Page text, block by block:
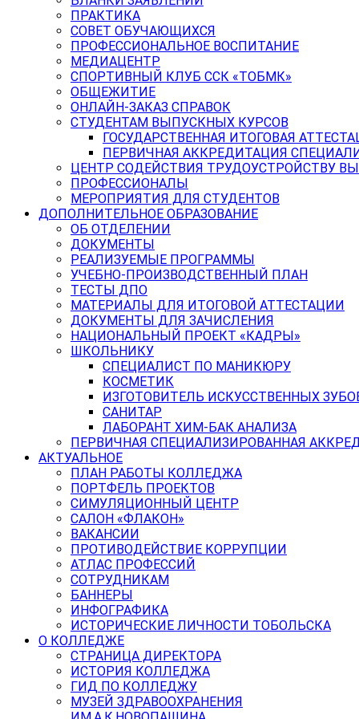
ПРАКТИКА
СОВЕТ ОБУЧАЮЩИХСЯ
ПРОФЕССИОНАЛЬНОЕ ВОСПИТАНИЕ
МЕДИАЦЕНТР
СПОРТИВНЫЙ КЛУБ ССК «ТОБМК»
ОБЩЕЖИТИЕ
ОНЛАЙН-ЗАКАЗ СПРАВОК
СТУДЕНТАМ ВЫПУСКНЫХ КУРСОВ
ГОСУДАРСТВЕННАЯ ИТОГОВАЯ
ПЕРВИЧНАЯ АККРЕДИТАЦИЯ
ЦЕНТР СОДЕЙСТВИЯ ТРУДОУСТРОЙСТВУ
ПРОФЕССИОНАЛЫ
МЕРОПРИЯТИЯ ДЛЯ СТУДЕНТОВ
ДОПОЛНИТЕЛЬНОЕ ОБРАЗОВАНИЕ
ОБ ОТДЕЛЕНИИ
ДОКУМЕНТЫ
РЕАЛИЗУЕМЫЕ ПРОГРАММЫ
УЧЕБНО-ПРОИЗВОДСТВЕННЫЙ ПЛАН
ТЕСТЫ ДПО
МАТЕРИАЛЫ ДЛЯ ИТОГОВОЙ АТТЕСТАЦИИ
ДОКУМЕНТЫ ДЛЯ ЗАЧИСЛЕНИЯ
НАЦИОНАЛЬНЫЙ ПРОЕКТ «КАДРЫ»
ШКОЛЬНИКУ
СПЕЦИАЛИСТ ПО МАНИКЮРУ
КОСМЕТИК
ИЗГОТОВИТЕЛЬ ИСКУССТВЕННЫХ
САНИТАР
ЛАБОРАНТ ХИМ-БАК АНАЛИЗА
ПЕРВИЧНАЯ СПЕЦИАЛИЗИРОВАННАЯ
АКТУАЛЬНОЕ
ПЛАН РАБОТЫ КОЛЛЕДЖА
ПОРТФЕЛЬ ПРОЕКТОВ
СИМУЛЯЦИОННЫЙ ЦЕНТР
САЛОН «ФЛАКОН»
ВАКАНСИИ
ПРОТИВОДЕЙСТВИЕ КОРРУПЦИИ
АТЛАС ПРОФЕССИЙ
СОТРУДНИКАМ
БАННЕРЫ
ИНФОГРАФИКА
ИСТОРИЧЕСКИЕ ЛИЧНОСТИ ТОБОЛЬСКА
О КОЛЛЕДЖЕ
СТРАНИЦА ДИРЕКТОРА
ИСТОРИЯ КОЛЛЕДЖА
ГИД ПО КОЛЛЕДЖУ
МУЗЕЙ ЗДРАВООХРАНЕНИЯ